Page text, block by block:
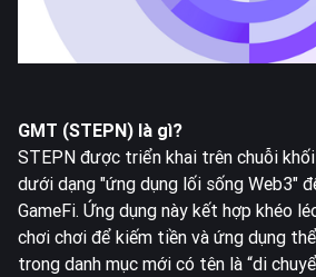
GMT (STEPN) là gì?
STEPN được triển khai trên chuỗi
dưới dạng "ứng dụng lối sống Web3"
GameFi. Ứng dụng này kết hợp khéo
chơi chơi để kiếm tiền và ứng dụng
trong danh mục mới có tên là “di